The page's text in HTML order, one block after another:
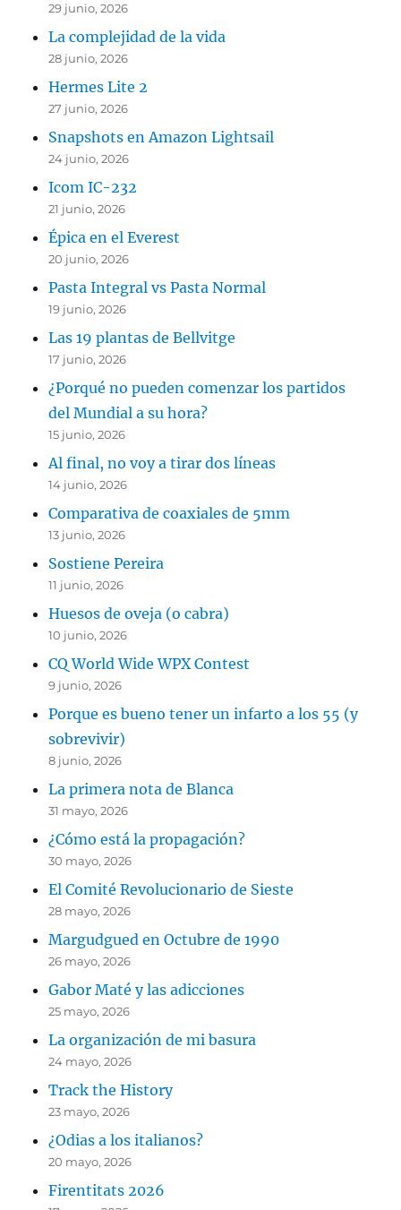
29 junio, 2026
La complejidad de la vida
28 junio, 2026
Hermes Lite 2
27 junio, 2026
Snapshots en Amazon Lightsail
24 junio, 2026
Icom IC-232
21 junio, 2026
Épica en el Everest
20 junio, 2026
Pasta Integral vs Pasta Normal
19 junio, 2026
Las 19 plantas de Bellvitge
17 junio, 2026
¿Porqué no pueden comenzar los partidos
del Mundial a su hora?
15 junio, 2026
Al final, no voy a tirar dos líneas
14 junio, 2026
Comparativa de coaxiales de 5mm
13 junio, 2026
Sostiene Pereira
11 junio, 2026
Huesos de oveja (o cabra)
10 junio, 2026
CQ World Wide WPX Contest
9 junio, 2026
Porque es bueno tener un infarto a los 55 (y
sobrevivir)
8 junio, 2026
La primera nota de Blanca
31 mayo, 2026
¿Cómo está la propagación?
30 mayo, 2026
El Comité Revolucionario de Sieste
28 mayo, 2026
Margudgued en Octubre de 1990
26 mayo, 2026
Gabor Maté y las adicciones
25 mayo, 2026
La organización de mi basura
24 mayo, 2026
Track the History
23 mayo, 2026
¿Odias a los italianos?
20 mayo, 2026
Firentitats 2026